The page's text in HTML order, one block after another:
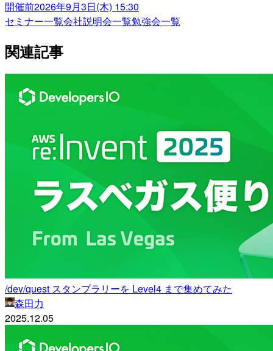
開催前2026年9月3日(木) 15:30
セミナー一覧会社説明会一覧勉強会一覧
関連記事
/dev/quest スタンプラリーを Level4 まで集めてみた
森田力
2025.12.05